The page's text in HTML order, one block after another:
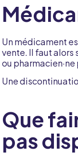
Un médicament
vente. Il faut alors
ou
Une
Que
pas